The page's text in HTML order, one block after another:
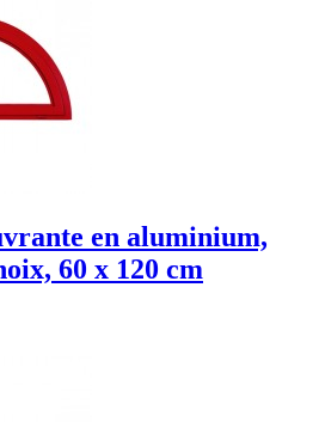
en aluminium,
60 x 120 cm